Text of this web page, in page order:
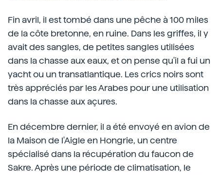
Fin avril, il est tombé dans une pêche à 100 miles
de la côte bretonne, en ruine. Dans les griffes, il y
avait des sangles, de petites sangles utilisées
dans la chasse aux eaux, et on pense qu'il a fui un
yacht ou un transatlantique. Les crics noirs sont
très appréciés par les Arabes pour une utilisation
dans la chasse aux açures.
En décembre dernier, il a été envoyé en avion de
la Maison de l'Aigle en Hongrie, un centre
spécialisé dans la récupération du faucon de
Sakre. Après une période de climatisation, le